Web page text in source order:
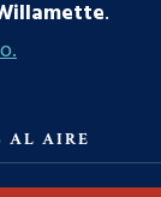
.
AL AIRE